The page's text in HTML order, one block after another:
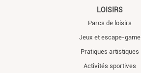
LOISIRS
Parcs de loisirs
Jeux et escape-game
Pratiques artistiques
Activités sportives